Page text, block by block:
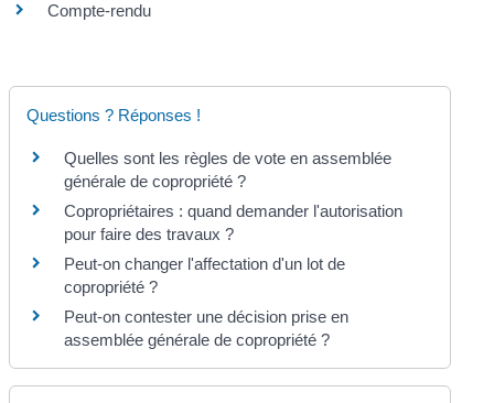
Compte-rendu
Questions ? Réponses !
Quelles sont les règles de vote en assemblée
générale de copropriété ?
Copropriétaires : quand demander l'autorisation
pour faire des travaux ?
Peut-on changer l'affectation d'un lot de
copropriété ?
Peut-on contester une décision prise en
assemblée générale de copropriété ?